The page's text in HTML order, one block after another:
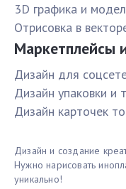
3D графика и
Отрисовка в
Маркетплейсы
Дизайн для
Дизайн упаковки и
Дизайн карточек
Дизайн и создание
Нужно нарисовать
уникально!